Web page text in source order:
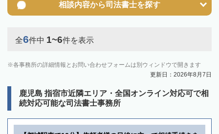
相談内容から司法書士を探す
全6件中 1~6件を表示
各事務所の詳細情報とお問い合わせフォームは別ウィンドウで開きます
更新日：2026年8月7日
鹿児島 指宿市近隣エリア・全国オンライン対応可で相
続対応可能な司法書士事務所